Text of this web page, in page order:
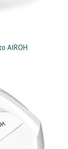
AIROH